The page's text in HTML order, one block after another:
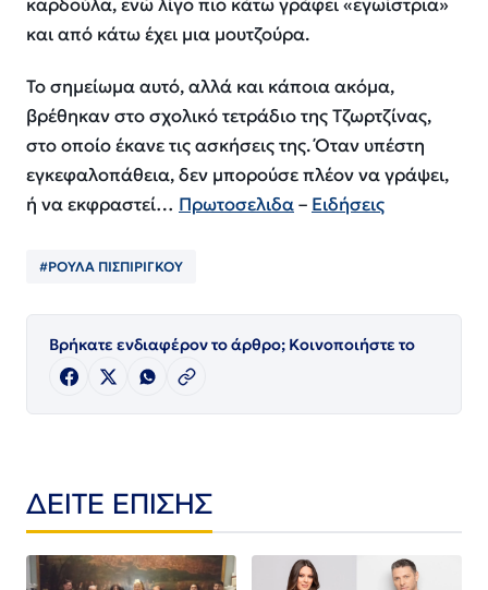
καρδούλα, ενώ λίγο πιο κάτω γράφει «εγωίστρια»
και από κάτω έχει μια μουτζούρα.
Το σημείωμα αυτό, αλλά και κάποια ακόμα,
βρέθηκαν στο σχολικό τετράδιο της Τζωρτζίνας,
στο οποίο έκανε τις ασκήσεις της. Όταν υπέστη
εγκεφαλοπάθεια, δεν μπορούσε πλέον να γράψει,
ή να εκφραστεί… Πρωτοσελιδα– Ειδήσεις
#ΡΟΥΛΑ ΠΙΣΠΙΡΙΓΚΟΥ
Βρήκατε ενδιαφέρον το άρθρο; Κοινοποιήστε το
ΔΕΙΤΕ ΕΠΙΣΗΣ